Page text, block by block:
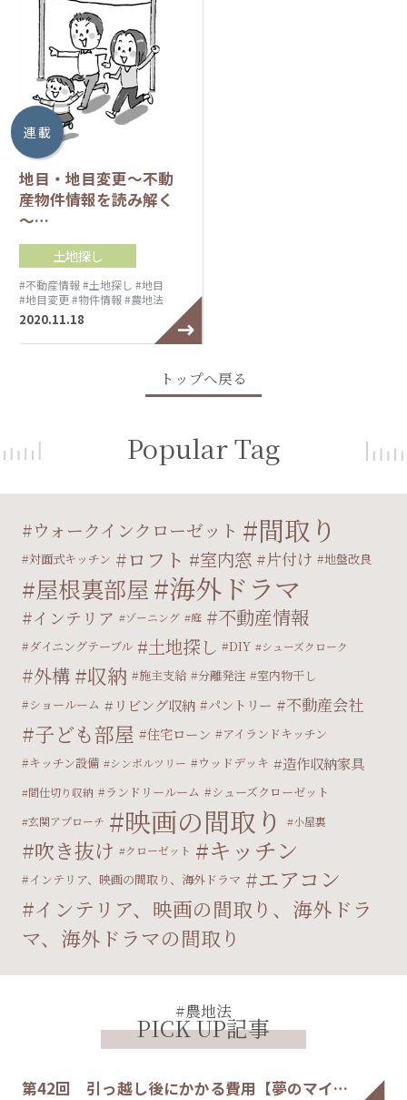
連 載
地目・地目変更～不動
産物件情報を読み解く
～…
土地探し
#不動産情報#土地探し #地目
#地目変更#物件情報#農地法
2020.11.18
トップへ戻る
Popular Tag
ウォークインクローゼット 間取り
対面式キッチン ロフト 室内窓 片付け 地盤改良
屋根裏部屋 海外ドラマ
インテリア ゾーニング 庭 不動産情報
ダイニングテーブル 土地探し DIY シューズクローク
外構 収納 施主支給 分離発注
室内物干し
ショールーム
リビング収納 パントリー 不動産会社
子ども部屋 住宅ローン
アイランドキッチン
キッチン設備
シンボルツリー ウッドデッキ 造作収納家具
間仕切り収納 ランドリールーム シューズクローゼット
玄関アプローチ 映画の間取り 小屋裏
吹き抜け クローゼット キッチン
インテリア、映画の間取り、海外ドラマ エアコン
インテリア、映画の間取り、海外ドラ
マ、海外ドラマの間取り
#農地法
PICK UP記事
第42回 引っ越し後にかかる費用【夢のマイ…